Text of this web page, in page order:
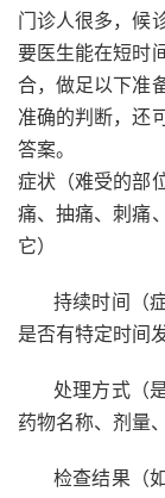
门诊人很多，候
要医生能在短时
合，做足以下准
准确的判断，还
答案。
症状（难受的部
痛、抽痛、刺痛
它）
持续时间（
是否有特定时间
处理方式（
药物名称、剂量
检查结果（